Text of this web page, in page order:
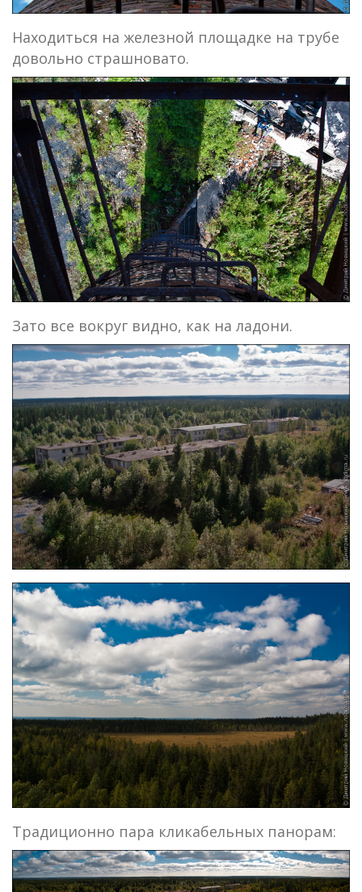
Находиться на железной площадке на трубе
довольно страшновато.
Зато все вокруг видно, как на ладони.
Традиционно пара кликабельных панорам: